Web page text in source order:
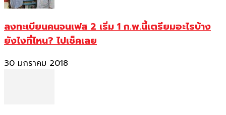
ลงทะเบียนคนจนเฟส 2 เริ่ม 1 ก.พ.นี้เตรียมอะไรบ้าง
ยังไงที่ไหน? ไปเช็คเลย
30 มกราคม 2018